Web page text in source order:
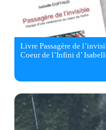
Livre Passagère de
Coeur de l’Infini d’